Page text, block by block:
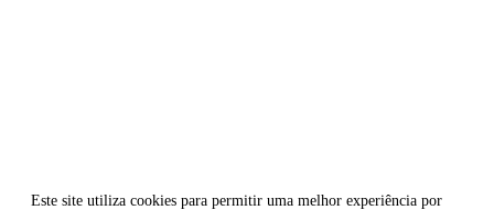
Este site utiliza cookies para permitir uma melhor experiência por